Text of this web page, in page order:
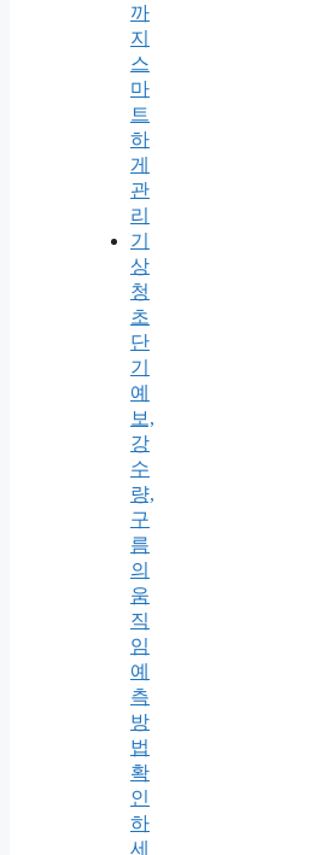
까
지
스
마
트
하
게
관
리
기
상
청
초
단
기
예
보,
강
수
량,
구
름
의
움
직
임
예
측
방
법
확
인
하
세